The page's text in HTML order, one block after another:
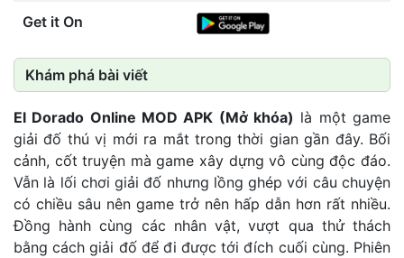
Get it On
Khám phá bài viết
El Dorado Online MOD APK (Mở khóa) là một game
giải đố thú vị mới ra mắt trong thời gian gần đây. Bối
cảnh, cốt truyện mà game xây dựng vô cùng độc đáo.
Vẫn là lối chơi giải đố nhưng lồng ghép với câu chuyện
có chiều sâu nên game trở nên hấp dẫn hơn rất nhiều.
Đồng hành cùng các nhân vật, vượt qua thử thách
bằng cách giải đố để đi được tới đích cuối cùng. Phiên